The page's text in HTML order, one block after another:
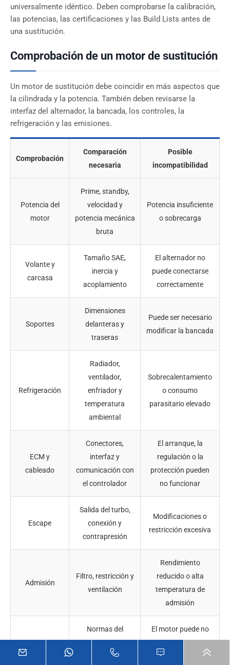
universalmente idéntico. Deben comprobarse la calibración,
las potencias, las certificaciones y las Build Lists antes de
una sustitución.
Comprobación de un motor de sustitución
Un motor de sustitución debe coincidir en más aspectos que
la cilindrada y la potencia. También deben revisarse la
interfaz del alternador, la bancada, los controles, la
refrigeración y las emisiones.
Comprobación
Comparación
necesaria
Posible
incompatibilidad
Potencia del
motor
Prime, standby,
velocidad y
potencia mecánica
bruta
Potencia insuficiente
o sobrecarga
Volante y
carcasa
Tamaño SAE,
inercia y
acoplamiento
El alternador no
puede conectarse
correctamente
Soportes
Dimensiones
delanteras y
traseras
Puede ser necesario
modificar la bancada
Refrigeración
Radiador,
ventilador,
enfriador y
temperatura
ambiental
Sobrecalentamiento
o consumo
parasitario elevado
ECM y
cableado
Conectores,
interfaz y
comunicación con
el controlador
El arranque, la
regulación o la
protección pueden
no funcionar
Escape
Salida del turbo,
conexión y
contrapresión
Modificaciones o
restricción excesiva
Admisión
Filtro, restricción y
ventilación
Rendimiento
reducido o alta
temperatura de
admisión
Emisiones
Normas del
destino y permisos
del sitio
El motor puede no
ser legalmente
aceptable